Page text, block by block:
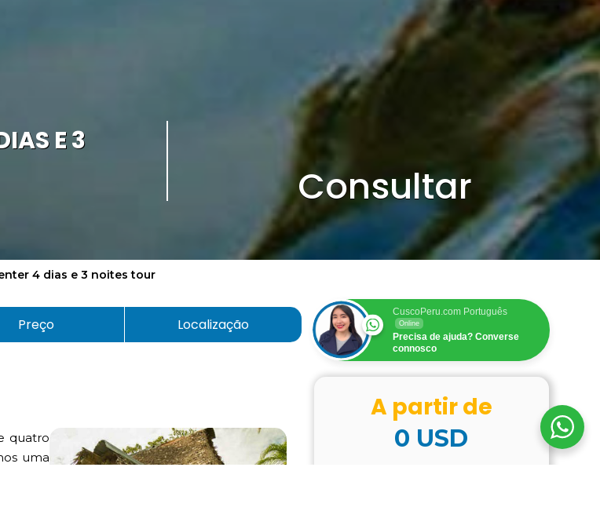
E 3
Consultar
4 dias e 3 noites tour
Preço Localização
quatro
uma
CuscoPeru.com Português
Online
Precisa de ajuda? Converse
connosco
A partir de
0 USD